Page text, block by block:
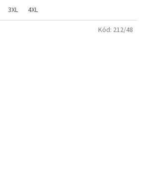
3XL 4XL
Kód: 212/48